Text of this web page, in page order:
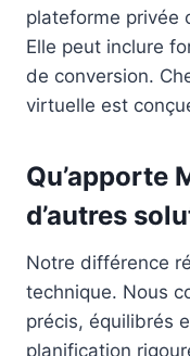
plateforme privée
Elle peut inclure
de conversion.
virtuelle est
Qu’apporte
d’autres
Notre différence
technique. Nous
précis, équilibrés
planification